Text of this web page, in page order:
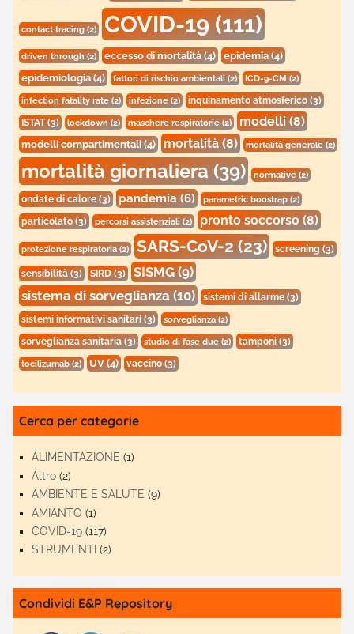
contact tracing(2) COVID-19(111)
driven through(2) eccesso di mortalità(4) epidemia(4)
epidemiologia(4) fattori di rischio ambientali (2) ICD-9-CM(2)
infection fatality rate(2) infezione(2) inquinamento atmosferico(3)
ISTAT(3) lockdown(2) maschere respiratorie(2) modelli(8)
modelli compartimentali(4) mortalità(8) mortalità generale(2)
mortalità giornaliera(39) normative(2)
ondate di calore(3) pandemia(6) parametric boostrap(2)
particolato(3) percorsi assistenziali(2) pronto soccorso(8)
protezione respiratoria(2) SARS-CoV-2(23) screening(3)
sensibilità(3) SIRD(3) SISMG(9)
sistema di sorveglianza(10) sistemi di allarme(3)
sistemi informativi sanitari(3) sorveglianza(2)
sorveglianza sanitaria(3) studio di fase due(2) tamponi(3)
tocilizumab(2) UV(4) vaccino(3)
Cerca per categorie
ALIMENTAZIONE (1)
Altro (2)
AMBIENTE E SALUTE (9)
AMIANTO (1)
COVID-19 (117)
STRUMENTI (2)
Condividi E&P Repository